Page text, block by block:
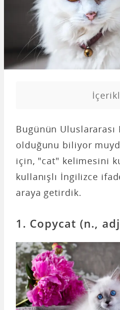
Bugünün Uluslararası
olduğunu biliyor
için, "cat" kelimesini
kullanışlı İngilizce
araya getirdik.
1. Copycat (n.,